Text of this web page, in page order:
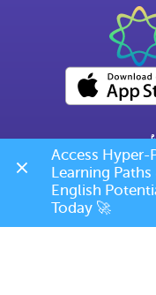
ข้อกำหน
เบอร์
Access Hyper-
Learning
English
Today 🚀